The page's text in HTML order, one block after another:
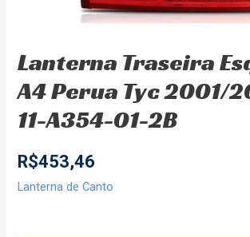
Lanterna Traseira
A4 Perua Tyc 2001/
11-A354-01-2B
R$453,46
Lanterna de Canto